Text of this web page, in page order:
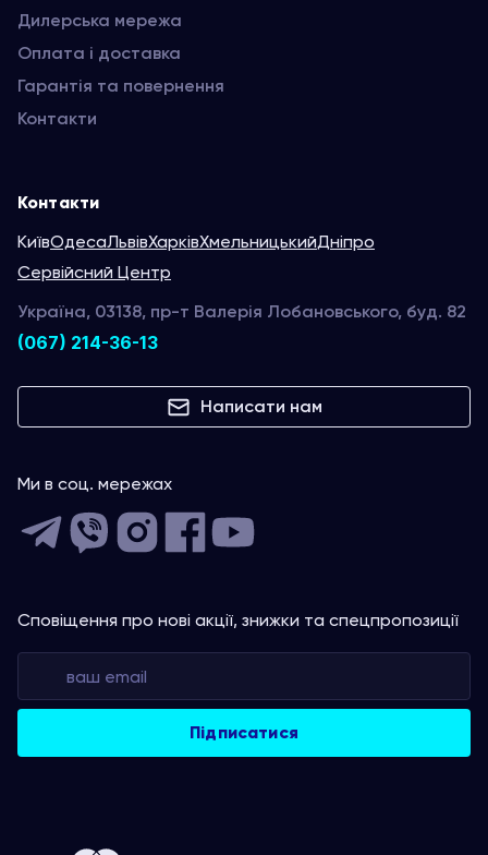
Дилерська мережа
Оплата і доставка
Гарантія та повернення
Контакти
Контакти
КиївОдесаЛьвівХарківХмельницькийДніпро
Сервійсний Центр
Україна, 03138, пр-т Валерія Лобановського, буд. 82
(067) 214-36-13
Написати нам
Ми в соц. мережах
Сповіщення про нові акції, знижки та спецпропозиції